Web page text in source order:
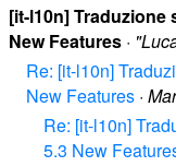
[it-l10n]
New Features ·
Re: [it-l10n]
New Features ·
Re: [it-l10n]
5.3 New